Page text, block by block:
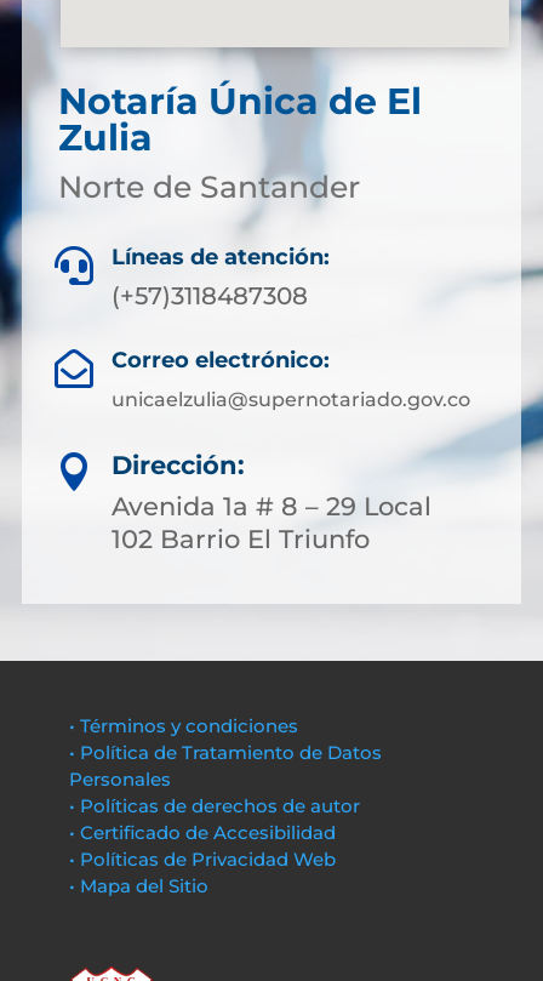
Notaría Única de El
Zulia
Norte de Santander
 Líneas de atención:
(+57)3118487308
 Correo electrónico:
unicaelzulia@supernotariado.gov.co

Dirección:
Avenida 1a # 8 – 29 Local
102 Barrio El Triunfo
• Términos y condiciones
• Política de Tratamiento de Datos
Personales
• Políticas de derechos de autor
• Certificado de Accesibilidad
• Políticas de Privacidad Web
• Mapa del Sitio